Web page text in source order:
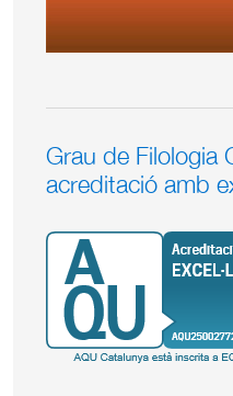
Grau de Filologia
acreditació amb